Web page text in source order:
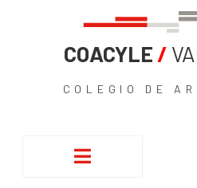
COACYLE /
COLEGIO DE